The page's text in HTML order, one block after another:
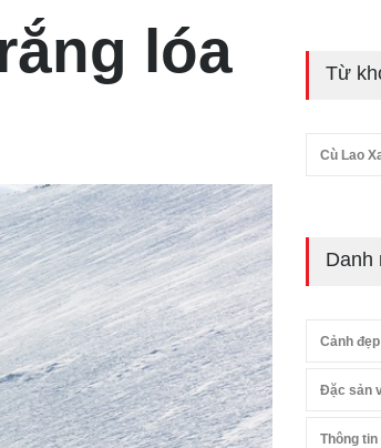
lóa
Từ
Cù Lao
Danh
Cảnh
Đặc sản
Thông